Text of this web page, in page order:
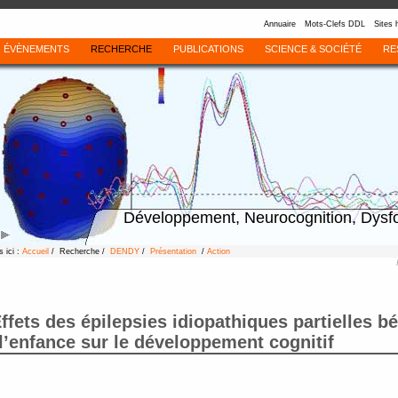
Annuaire Mots-Clefs DDL Sites
ÉVÈNEMENTS RECHERCHE PUBLICATIONS SCIENCE & SOCIÉTÉ
Développement, Neurocognition,
ici : Accueil / Recherche / DENDY / Présentation / Action
des épilepsies idiopathiques partielles
sur le développement cognitif